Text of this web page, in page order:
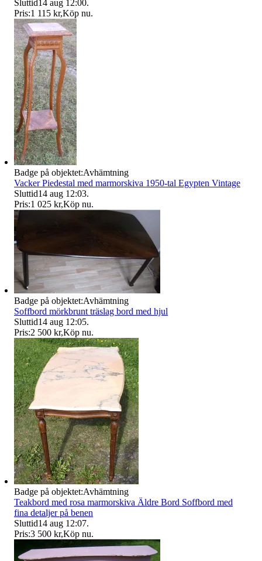
Sluttid14 aug 12:00.
Pris:1 115 kr,Köp nu.
Badge på objektet:Avhämtning
Vacker Piedestal med marmorskiva 1950-tal Egypten Vintage
Sluttid14 aug 12:03.
Pris:1 025 kr,Köp nu.
Badge på objektet:Avhämtning
Soffbord mörkbrunt träslag bord med hjul
Sluttid14 aug 12:05.
Pris:2 500 kr,Köp nu.
Badge på objektet:Avhämtning
Teakbord med rosa marmorskiva Äldre Bord Soffbord med
fina detaljer på benen
Sluttid14 aug 12:07.
Pris:3 500 kr,Köp nu.